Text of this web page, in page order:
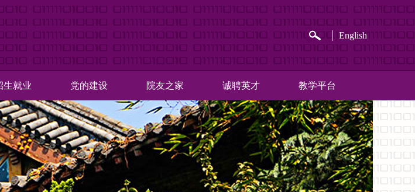
English
生就业 党的建设 院友之家 诚聘英才 教学平台